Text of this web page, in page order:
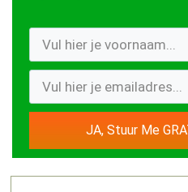
JA, Stuur Me